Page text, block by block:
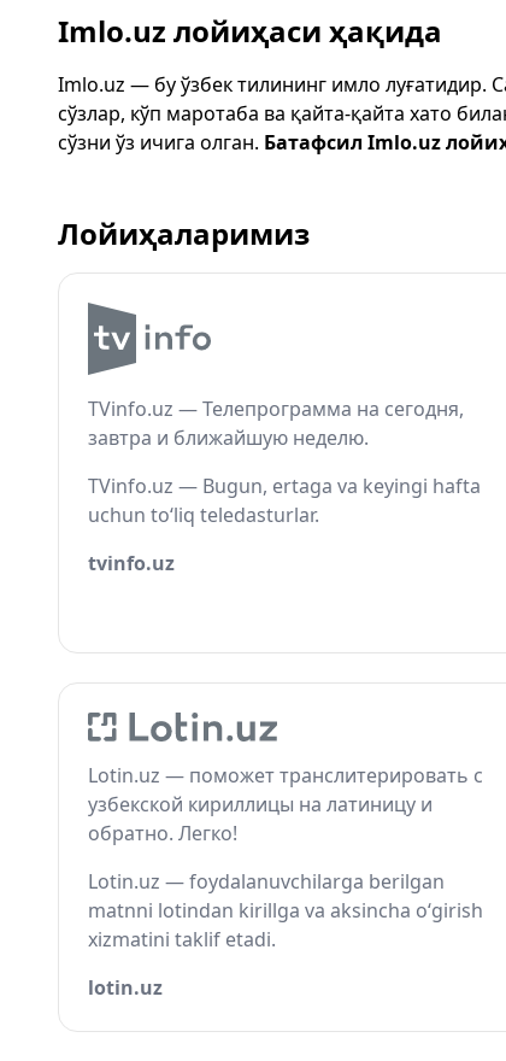
Imlo.uz лойиҳаси ҳақида
Imlo.uz — бу ўзбек тилининг имло луғатидир.
сўзлар, кўп маротаба ва қайта-қайта хато
сўзни ўз ичига олган. Батафсил Imlo.uz
Лойиҳаларимиз
TVinfo.uz — Телепрограмма на сегодня,
завтра и ближайшую неделю.
TVinfo.uz — Bugun, ertaga va keyingi hafta
uchun to‘liq teledasturlar.
tvinfo.uz
Lotin.uz — поможет транслитерировать с
узбекской кириллицы на латиницу и
обратно. Легко!
Lotin.uz — foydalanuvchilarga berilgan
matnni lotindan kirillga va aksincha o‘girish
xizmatini taklif etadi.
lotin.uz